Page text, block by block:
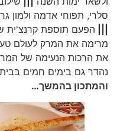
סלרי, תפוחי אדמה ולמון
הפעם תוספת קרנצ'ית של
מרימה את המרק לעולם
את הרכות הנעימה של המרק
נהדר גם בימים חמים בבית
והמתכון בהמשך…